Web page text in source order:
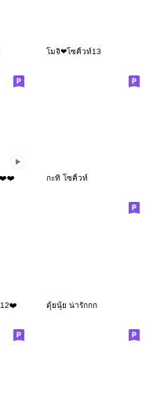
โมจิ❤โซคิ้วท์13
กะทิ โซคิ้วท์
ตุ้ยนุ้ย น่ารักกก